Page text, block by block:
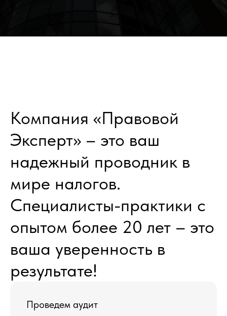
Компания «Правовой
Эксперт» – это ваш
надежный проводник в
мире налогов.
Специалисты-практики с
опытом более 20 лет – это
ваша уверенность в
результате!
Проведем аудит